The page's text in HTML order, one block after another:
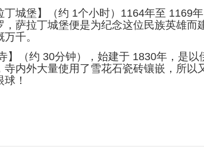
丁城堡】（约 1个小时）1164年至 1169
萨拉丁城堡便是为纪念这位民族英雄
千。
】（约 30分钟），始建于 1830年，是
内外大量使用了雪花石瓷砖镶嵌，所
！